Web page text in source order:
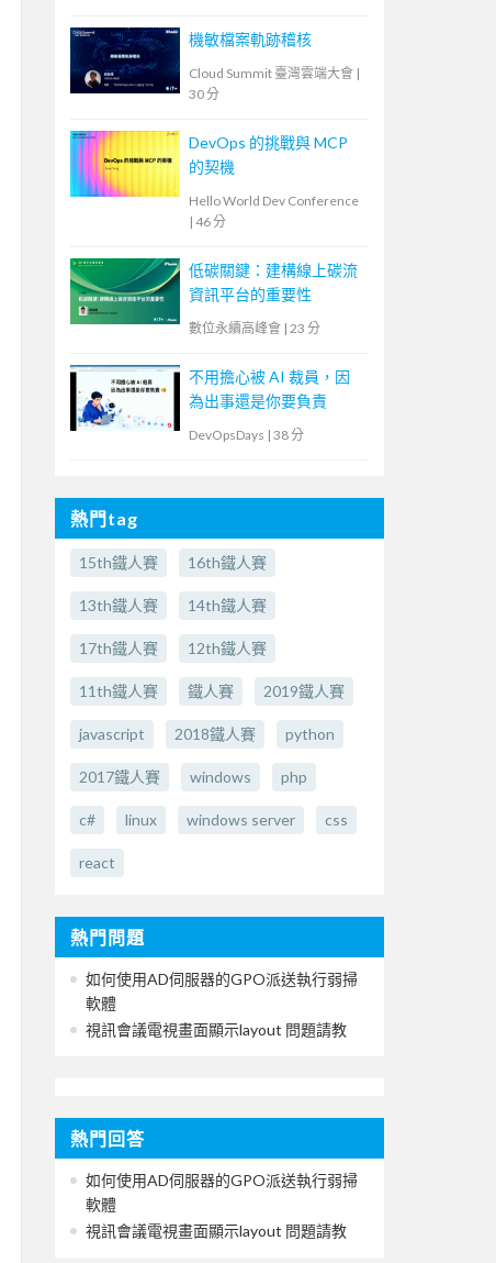
機敏檔案軌跡稽核
Cloud Summit 臺灣雲端大會 |
30 分
DevOps 的挑戰與 MCP
的契機
Hello World Dev Conference
| 46 分
低碳關鍵：建構線上碳流
資訊平台的重要性
數位永續高峰會 | 23 分
不用擔心被 AI 裁員，因
為出事還是你要負責
DevOpsDays | 38 分
熱門tag
15th鐵人賽 16th鐵人賽
13th鐵人賽 14th鐵人賽
17th鐵人賽 12th鐵人賽
11th鐵人賽 鐵人賽 2019鐵人賽
javascript 2018鐵人賽 python
2017鐵人賽 windows php
c# linux windows server css
react
熱門問題
如何使用AD伺服器的GPO派送執行弱掃
軟體
視訊會議電視畫面顯示layout 問題請教
熱門回答
如何使用AD伺服器的GPO派送執行弱掃
軟體
視訊會議電視畫面顯示layout 問題請教